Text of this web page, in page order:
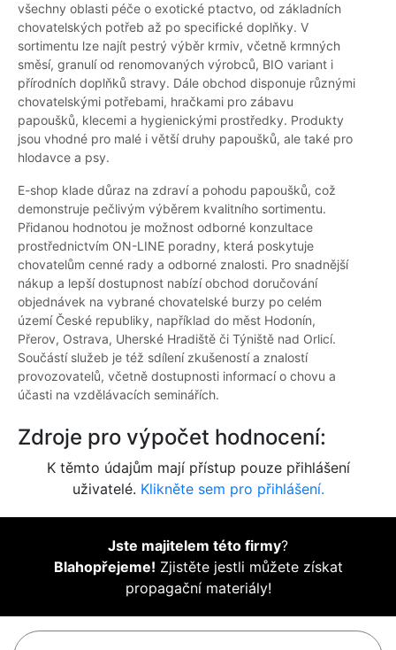
všechny oblasti péče o exotické ptactvo, od základních
chovatelských potřeb až po specifické doplňky. V
sortimentu lze najít pestrý výběr krmiv, včetně krmných
směsí, granulí od renomovaných výrobců, BIO variant i
přírodních doplňků stravy. Dále obchod disponuje různými
chovatelskými potřebami, hračkami pro zábavu
papoušků, klecemi a hygienickými prostředky. Produkty
jsou vhodné pro malé i větší druhy papoušků, ale také pro
hlodavce a psy.
E-shop klade důraz na zdraví a pohodu papoušků, což
demonstruje pečlivým výběrem kvalitního sortimentu.
Přidanou hodnotou je možnost odborné konzultace
prostřednictvím ON-LINE poradny, která poskytuje
chovatelům cenné rady a odborné znalosti. Pro snadnější
nákup a lepší dostupnost nabízí obchod doručování
objednávek na vybrané chovatelské burzy po celém
území České republiky, například do měst Hodonín,
Přerov, Ostrava, Uherské Hradiště či Týniště nad Orlicí.
Součástí služeb je též sdílení zkušeností a znalostí
provozovatelů, včetně dostupnosti informací o chovu a
účasti na vzdělávacích seminářích.
Zdroje pro výpočet hodnocení:
K těmto údajům mají přístup pouze přihlášení
uživatelé. Klikněte sem pro přihlášení.
Jste majitelem této firmy?
Blahopřejeme! Zjistěte jestli můžete získat
propagační materiály!